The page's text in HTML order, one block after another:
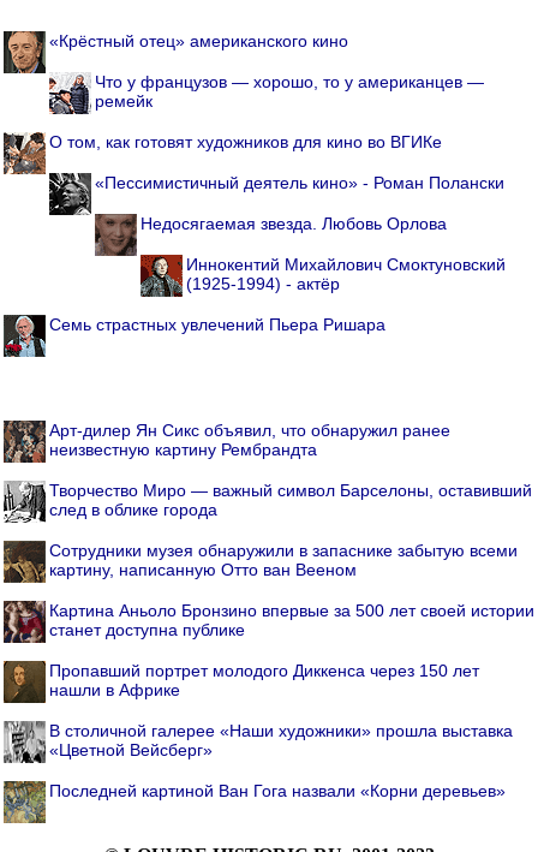
«Крёстный отец» американского кино
Что у французов — хорошо, то у американцев —
ремейк
О том, как готовят художников для кино во ВГИКе
«Пессимистичный деятель кино» - Роман Полански
Недосягаемая звезда. Любовь Орлова
Иннокентий Михайлович Смоктуновский
(1925-1994) - актёр
Семь страстных увлечений Пьера Ришара
Арт-дилер Ян Сикс объявил, что обнаружил ранее
неизвестную картину Рембрандта
Творчество Миро — важный символ Барселоны, оставивший
след в облике города
Cотрудники музея обнаружили в запаснике забытую всеми
картину, написанную Отто ван Вееном
Картина Аньоло Бронзино впервые за 500 лет своей истории
станет доступна публике
Пропавший портрет молодого Диккенса через 150 лет
нашли в Африке
В столичной галерее «Наши художники» прошла выставка
«Цветной Вейсберг»
Последней картиной Ван Гога назвали «Корни деревьев»